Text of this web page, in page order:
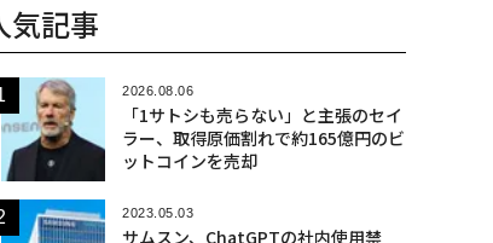
気記事
2026.08.06
「1サトシも売らない」と主張のセイ
ラー、取得原価割れで約165億円のビ
ットコインを売却
2023.05.03
サムスン、ChatGPTの社内使用禁